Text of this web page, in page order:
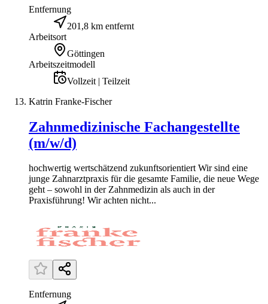
Entfernung
201,8 km entfernt
Arbeitsort
Göttingen
Arbeitszeitmodell
Vollzeit | Teilzeit
Katrin Franke-Fischer
Zahnmedizinische Fachangestellte
(m/w/d)
hochwertig wertschätzend zukunftsorientiert Wir sind eine
junge Zahnarztpraxis für die gesamte Familie, die neue Wege
geht – sowohl in der Zahnmedizin als auch in der
Praxisführung! Wir achten nicht...
Entfernung